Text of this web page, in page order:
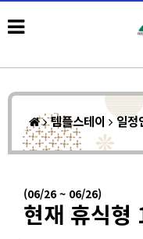
템플스테이 일정
(06/26 ~ 06/26)
현재 휴식형